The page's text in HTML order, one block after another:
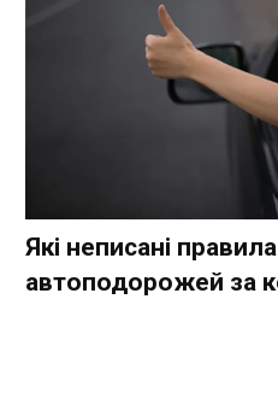
Які неписані
автоподорожей за